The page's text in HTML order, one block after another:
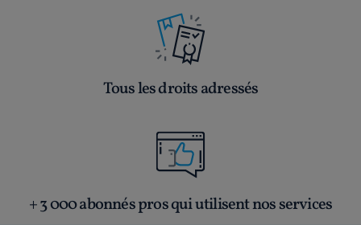
Tous les droits adressés
+ 3 000 abonnés pros qui utilisent nos services